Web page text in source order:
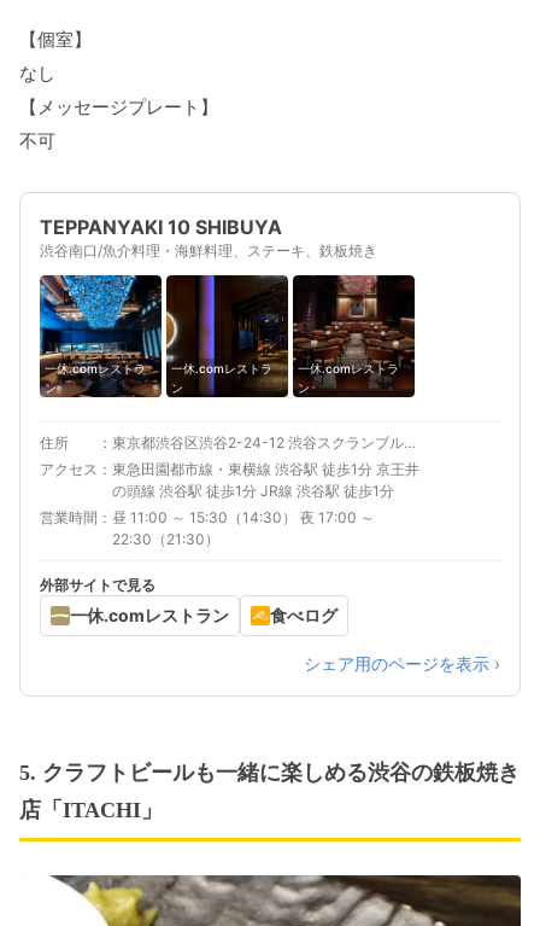
【個室】
なし
【メッセージプレート】
不可
TEPPANYAKI 10 SHIBUYA
渋谷南口/魚介料理・海鮮料理、ステーキ、鉄板焼き
一休.comレストラ
ン
一休.comレストラ
ン
一休.comレストラ
ン
住所
東京都渋谷区渋谷2-24-12 渋谷スクランブルスクエア 12F
アクセス
東急田園都市線・東横線 渋谷駅 徒歩1分 京王井
の頭線 渋谷駅 徒歩1分 JR線 渋谷駅 徒歩1分
営業時間
昼 11:00 ～ 15:30（14:30） 夜 17:00 ～
22:30（21:30）
外部サイトで見る
一休.comレストラン 食べログ
シェア用のページを表示 ›
5. クラフトビールも一緒に楽しめる渋谷の鉄板焼き
店「ITACHI」